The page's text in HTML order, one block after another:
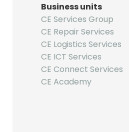
Business units
CE Services Group
CE Repair Services
CE Logistics Services
CE ICT Services
CE Connect Services
CE Academy